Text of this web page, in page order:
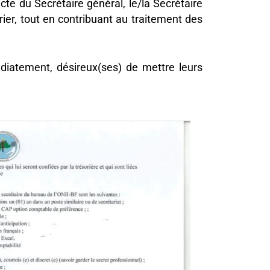
du Secrétaire général, le/la Secrétaire
tout en contribuant au traitement des
désireux(ses) de mettre leurs